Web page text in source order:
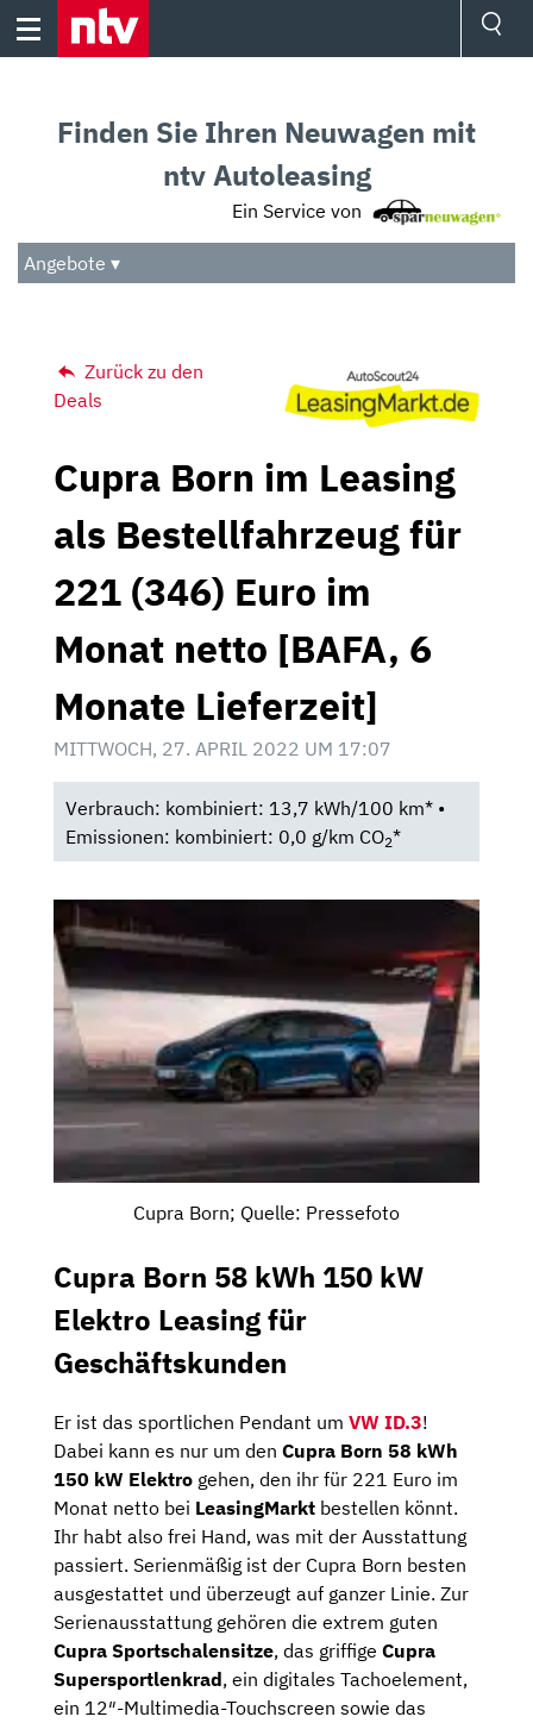
Skip
Audio
Das Beste
Finden Sie Ihren Neuwagen mit
ntv Autoleasing
Ein Service von
Angebote ▾
Zurück zu den
Deals
Cupra Born im Leasing
als Bestellfahrzeug für
221 (346) Euro im
Monat netto [BAFA, 6
Monate Lieferzeit]
MITTWOCH, 27. APRIL 2022 UM 17:07
Verbrauch: kombiniert: 13,7 kWh/100 km* •
Emissionen: kombiniert: 0,0 g/km CO2*
Cupra Born; Quelle: Pressefoto
Cupra Born 58 kWh 150 kW
Elektro Leasing für
Geschäftskunden
Er ist das sportlichen Pendant um VW ID.3!
Dabei kann es nur um den Cupra Born 58 kWh
150 kW Elektro gehen, den ihr für 221 Euro im
Monat netto bei LeasingMarkt bestellen könnt.
Ihr habt also frei Hand, was mit der Ausstattung
passiert. Serienmäßig ist der Cupra Born besten
ausgestattet und überzeugt auf ganzer Linie. Zur
Serienausstattung gehören die extrem guten
Cupra Sportschalensitze, das griffige Cupra
Supersportlenkrad, ein digitales Tachoelement,
ein 12″-Multimedia-Touchscreen sowie das